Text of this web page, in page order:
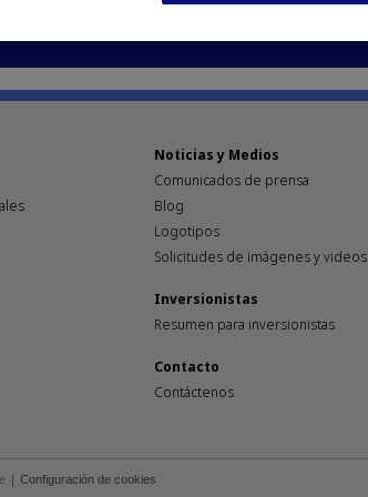
Noticias y Medios
Comunicados de prensa
Blog
Logotipos
Solicitudes de imágenes y videos
Inversionistas
Resumen para inversionistas
Contacto
Contáctenos
| Configuración de cookies